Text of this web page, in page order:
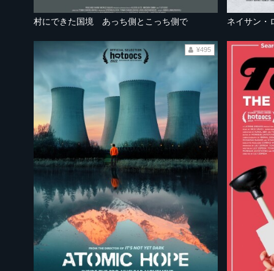
村にできた国境 あっち側とこっち側で ネイサン・
¥495